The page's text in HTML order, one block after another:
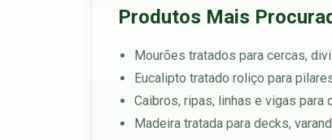
Produtos Mais
Mourões tratados para cercas,
Eucalipto tratado roliço para
Caibros, ripas, linhas e vigas
Madeira tratada para decks,